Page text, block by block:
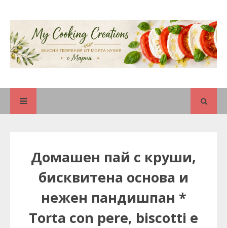
Домашен пай с круши,
бисквитена основа и
нежен пандишпан *
Torta con pere, biscotti e